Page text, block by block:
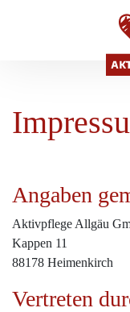
Angaben
Aktivpflege Allgäu
Kappen 11
88178 Heimenkirch
Vertreten